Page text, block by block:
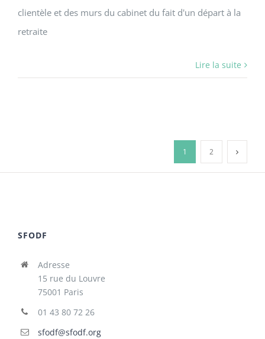
clientèle et des murs du cabinet du fait d'un départ à la
retraite
Lire la suite
1 2
SFODF
Adresse
15 rue du Louvre
75001 Paris
01 43 80 72 26
sfodf@sfodf.org